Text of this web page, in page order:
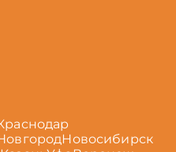
Новосибирск